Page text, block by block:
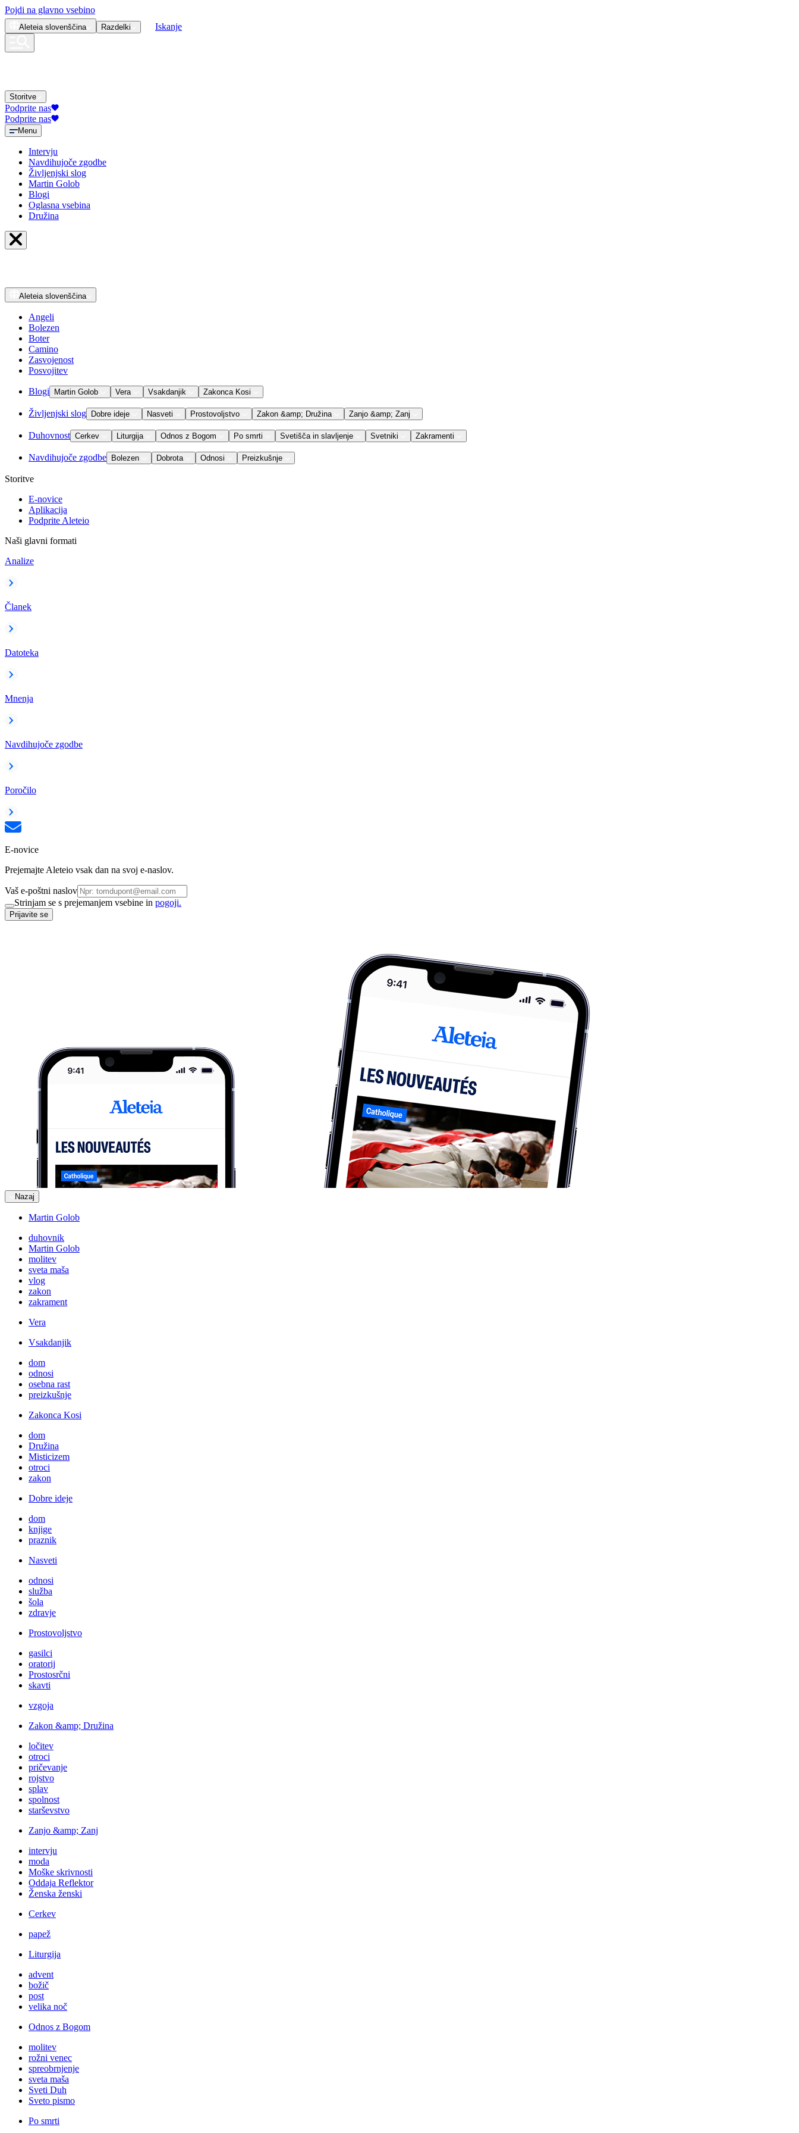
Pojdi na glavno vsebino
Aleteia slovenščina Razdelki Iskanje
Storitve
Podprite nas
Podprite nas
Menu
Intervju
Navdihujoče zgodbe
Življenjski slog
Martin Golob
Blogi
Oglasna vsebina
Družina
Aleteia slovenščina
Angeli
Bolezen
Boter
Camino
Zasvojenost
Posvojitev
Blogi Martin Golob Vera Vsakdanjik Zakonca Kosi
Življenjski slog Dobre ideje Nasveti Prostovoljstvo Zakon &amp; Družina Zanjo &amp; Zanj
Duhovnost Cerkev Liturgija Odnos z Bogom Po smrti Svetišča in slavljenje Svetniki Zakramenti
Navdihujoče zgodbe Bolezen Dobrota Odnosi Preizkušnje
Storitve
E-novice
Aplikacija
Podprite Aleteio
Naši glavni formati
Analize
Članek
Datoteka
Mnenja
Navdihujoče zgodbe
Poročilo
E-novice
Prejemajte Aleteio vsak dan na svoj e-naslov.
Vaš e-poštni naslov
Strinjam se s prejemanjem vsebine in pogoji.
Prijavite se
Nazaj
Martin Golob
duhovnik
Martin Golob
molitev
sveta maša
vlog
zakon
zakrament
Vera
Vsakdanjik
dom
odnosi
osebna rast
preizkušnje
Zakonca Kosi
dom
Družina
Misticizem
otroci
zakon
Dobre ideje
dom
knjige
praznik
Nasveti
odnosi
služba
šola
zdravje
Prostovoljstvo
gasilci
oratorij
Prostosrčni
skavti
vzgoja
Zakon &amp; Družina
ločitev
otroci
pričevanje
rojstvo
splav
spolnost
starševstvo
Zanjo &amp; Zanj
intervju
moda
Moške skrivnosti
Oddaja Reflektor
Ženska ženski
Cerkev
papež
Liturgija
advent
božič
post
velika noč
Odnos z Bogom
molitev
rožni venec
spreobrnjenje
sveta maša
Sveti Duh
Sveto pismo
Po smrti